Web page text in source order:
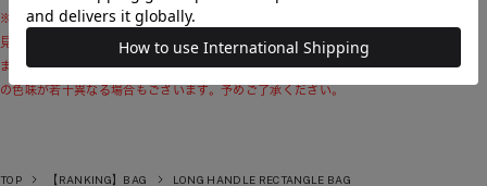
※モデル着用写真につきましては、光や照明の加減により、実際よりも色味が異なって
見える場合がございます。商品の色味は、商品単品の画像をご参考ください。
また、使用しているパソコンのモニターやスマートフォン等の設定により、現物と画像
の色味が若干異なる場合もございます。予めご了承ください。
TOP 【RANKING】BAG LONG HANDLE RECTANGLE BAG